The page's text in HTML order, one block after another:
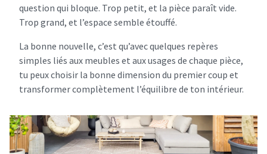
question qui bloque. Trop petit, et la pièce paraît vide.
Trop grand, et l’espace semble étouffé.
La bonne nouvelle, c’est qu’avec quelques repères
simples liés aux meubles et aux usages de chaque pièce,
tu peux choisir la bonne dimension du premier coup et
transformer complètement l’équilibre de ton intérieur.